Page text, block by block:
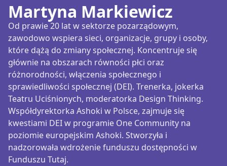
Martyna Markiewicz
Od prawie 20 lat w sektorze pozarządowym,
zawodowo wspiera sieci, organizacje, grupy i osoby,
które dążą do zmiany społecznej. Koncentruje się
głównie na obszarach równości płci oraz
różnorodności, włączenia społecznego i
sprawiedliwości społecznej (DEI). Trenerka, jokerka
Teatru Uciśnionych, moderatorka Design Thinking.
Współdyrektorka Ashoki w Polsce, zajmuje się
kwestiami DEI w programie One Community na
poziomie europejskim Ashoki. Stworzyła i
nadzorowała wdrożenie funduszu dostępności w
Funduszu Tutaj.